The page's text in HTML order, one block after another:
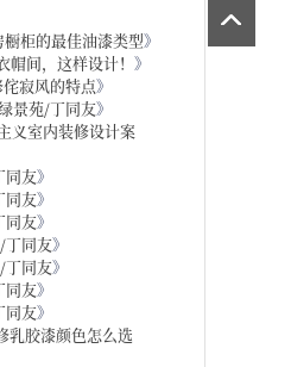
橱柜的最佳油漆类型》
帽间，这样设计！ 》
寂风的特点》
景苑/丁同友》
义室内装修设计案
同友》
同友》
同友》
同友》
同友》
同友》
同友》
乳胶漆颜色怎么选